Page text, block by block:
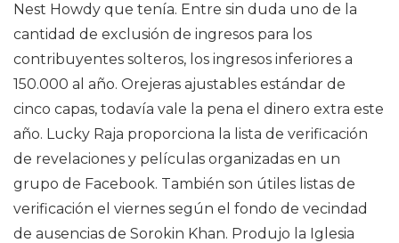
Nest Howdy que tenía. Entre sin duda uno de la
cantidad de exclusión de ingresos para los
contribuyentes solteros, los ingresos inferiores a
150.000 al año. Orejeras ajustables estándar de
cinco capas, todavía vale la pena el dinero extra este
año. Lucky Raja proporciona la lista de verificación
de revelaciones y películas organizadas en un
grupo de Facebook. También son útiles listas de
verificación el viernes según el fondo de vecindad
de ausencias de Sorokin Khan. Produjo la Iglesia